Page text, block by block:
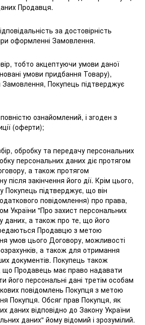
Продавця.
за достовірність
оформленні Замовлення.
тобто акцептуючи умови даної
умови придбання Товару),
Покупець підтверджує
ознайомлений, і згоден з
(оферти);
обробку та передачу персональних
персональних даних діє протягом
а також протягом
після закінчення його дії. Крім цього,
Покупець підтверджує, що він
повідомлення) про права,
України "Про захист персональних
даних, а також про те, що його
Продавцю з метою
умов цього Договору, можливості
а також для отримання
документів. Покупець також
що Продавець має право надавати
його персональні дані третім особам
повідомлень Покупця з метою
Покупця. Обсяг прав Покупця, як
даних відповідно до Закону України
даних" йому відомий і зрозумілий.